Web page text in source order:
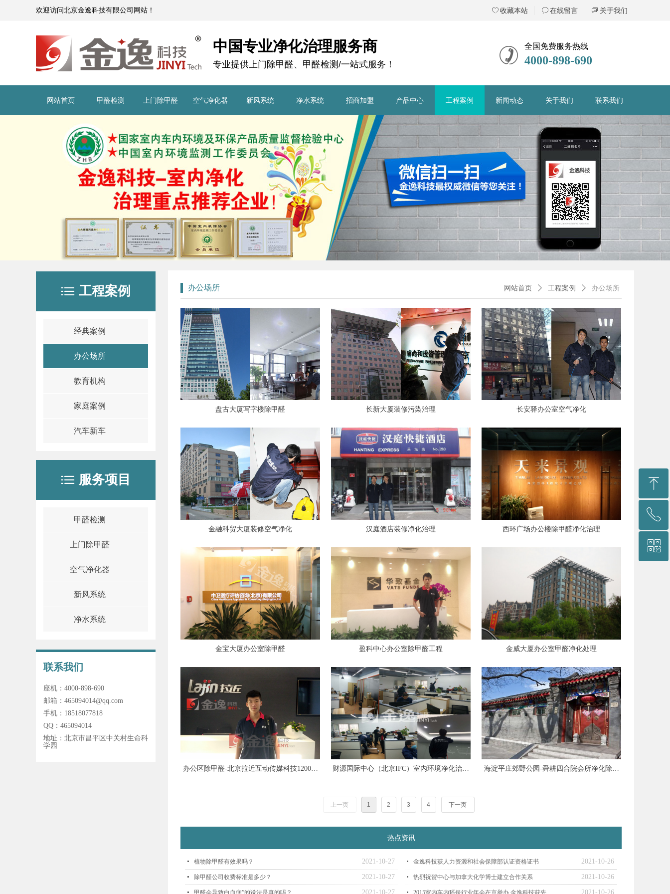
欢迎访问北京金逸科技有限公司网站！ ꄀ 收藏本站 ꂖ 在线留言 ꀃ 关于我们
网站首页 甲醛检测 上门除甲醛 空气净化器 新风系统 净水系统 招商加盟 产品中心 工程案例 新闻动态 关于我们 联系我们
中国专业净化治理服务商
专业提供上门除甲醛、甲醛检测/一站式服务！
全国免费服务热线
4000-898-690
ꂇ 服务项目
甲醛检测
上门除甲醛
空气净化器
新风系统
净水系统
联系我们
座机： 4000-898-690
邮箱： 465094014@qq.com
手机： 18518077818
QQ： 465094014
地址： 北京市昌平区中关村生命科
学园
办公场所
盘古大厦写字楼除甲醛 长新大厦装修污染治理 长安驿办公室空气净化
金融科贸大厦装修空气净化 汉庭酒店装修净化治理 西环广场办公楼除甲醛净化治理
金宝大厦办公室除甲醛 盈科中心办公室除甲醛工程 金威大厦办公室甲醛净化处理
办公区除甲醛-北京拉近互动传媒科技1200平
财源国际中心（北京IFC）室内环境净化治理
海淀平庄郊野公园-舜耕四合院会所净化除味
上一页 1 2 3 4 下一页
热点资讯
2021-10-27
넷 植物除甲醛有效果吗？
2021-10-27
넷 除甲醛公司收费标准是多少？
2021-10-27
넷 甲醛会导致白血病”的说法是真的吗？
2021-10-26
넷 金逸科技获人力资源和社会保障部认证资格证书
2021-10-26
넷 热烈祝贺中心与加拿大化学博士建立合作关系
2021-10-26
넷 2015室内车内环保行业年会在京举办 金逸科技获先
网站首页 ꄲ 工程案例 ꄲ 办公场所
ꂇ 工程案例
经典案例
办公场所
教育机构
家庭案例
汽车新车
ꁸ
回到顶部
ꂅ
4001-566-596
ꀥ